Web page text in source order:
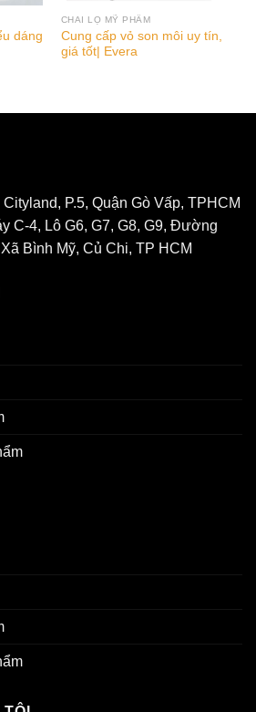
dáng
CHAI LỌ MỸ PHẨM
Cung cấp vỏ son môi uy tín,
giá tốt| Evera
P.5, Quận Gò Vấp, TPHCM
C-4, Lô G6, G7, G8, G9, Đường
Bình Mỹ, Củ Chi, TP HCM